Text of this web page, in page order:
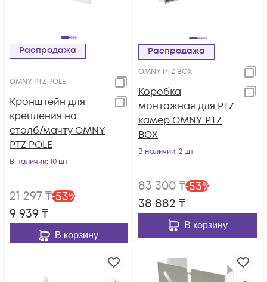
Распродажа
OMNY PTZ POLE
Кронштейн для
крепления на
столб/мачту OMNY
PTZ POLE
В наличии: 10 шт
21 297₸-53%
9 939 ₸
В корзину
Распродажа
OMNY PTZ BOX
Коробка
монтажная для PTZ
камер OMNY PTZ
BOX
В наличии: 2 шт
83 300₸-53%
38 882 ₸
В корзину